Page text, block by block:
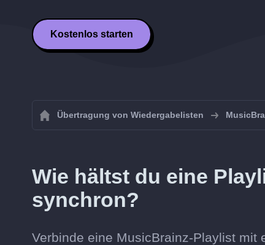
Kostenlos starten
Übertragung von Wiedergabelisten
Wie hältst du eine
synchron?
Verbinde eine MusicBrainz-Playlist mit